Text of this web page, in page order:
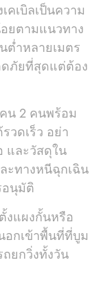
คเบิลเป็นความ
ยตามแนวทาง
ต่ำหลายเมตร
ภัยที่สุดแต่ต้อง
น 2 คนพร้อม
วดเร็ว อย่า
และวัสดุใน
ะทางหนีฉุกเฉิน
อนุมัติ
งแผงกั้นหรือ
อกเข้าพื้นที่ที่บูม
ยกวิ่งทั้งวัน